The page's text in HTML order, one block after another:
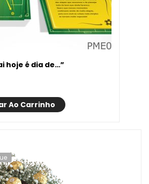
hoje é dia de…”
Ao Carrinho